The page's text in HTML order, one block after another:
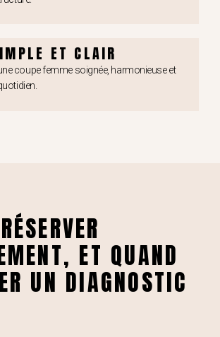
ET CLAIR
coupe femme soignée, harmonieuse et
ET QUAND
UN DIAGNOSTIC